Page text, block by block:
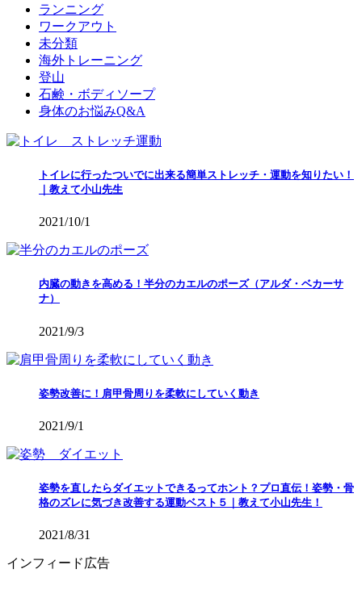
ランニング
ワークアウト
未分類
海外トレーニング
登山
石鹸・ボディソープ
身体のお悩みQ&A
トイレに行ったついでに出来る簡単ストレッチ・運動を知りたい！
｜教えて小山先生
2021/10/1
内臓の動きを高める！半分のカエルのポーズ（アルダ・ベカーサ
ナ）
2021/9/3
姿勢改善に！肩甲骨周りを柔軟にしていく動き
2021/9/1
姿勢を直したらダイエットできるってホント？プロ直伝！姿勢・骨
格のズレに気づき改善する運動ベスト５｜教えて小山先生！
2021/8/31
インフィード広告